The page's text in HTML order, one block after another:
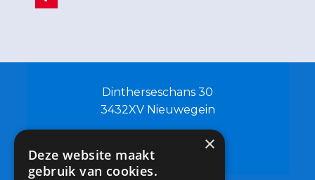
Dintherseschans 30
3432XV Nieuwegein
0306019500
info@bsdeschouw.nl
×
Deze website maakt
gebruik van cookies.